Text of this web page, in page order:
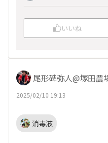
いいね
尾形碑弥人@塚田農
2025/02/10 19:13
消毒液